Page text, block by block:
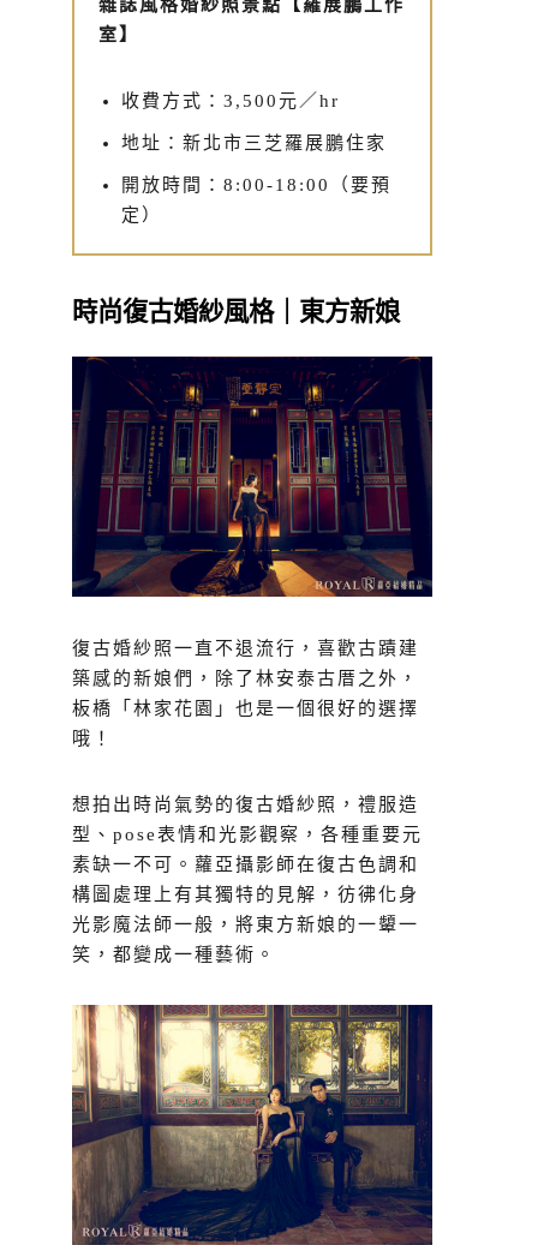
雜誌風格婚紗照景點【羅展鵬工作
室】
收費方式：3,500元／hr
地址：新北市三芝羅展鵬住家
開放時間：8:00-18:00（要預
定）
時尚復古婚紗風格｜東方新娘
復古婚紗照一直不退流行，喜歡古蹟建
築感的新娘們，除了林安泰古厝之外，
板橋「林家花園」也是一個很好的選擇
哦！
想拍出時尚氣勢的復古婚紗照，禮服造
型、pose表情和光影觀察，各種重要元
素缺一不可。蘿亞攝影師在復古色調和
構圖處理上有其獨特的見解，彷彿化身
光影魔法師一般，將東方新娘的一顰一
笑，都變成一種藝術。